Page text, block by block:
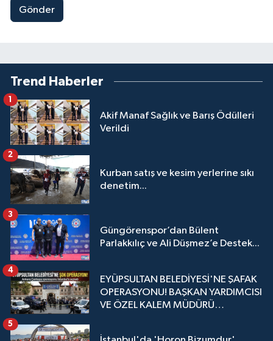
Gönder
Trend Haberler
Akif Manaf Sağlık ve Barış Ödülleri
Verildi
1
Kurban satış ve kesim yerlerine sıkı
denetim...
2
Güngörenspor’dan Bülent
Parlakkılıç ve Ali Düşmez’e Destek...
3
EYÜPSULTAN BELEDİYESİ'NE ŞAFAK
OPERASYONU! BAŞKAN YARDIMCISI
VE ÖZEL KALEM MÜDÜRÜ
4
5